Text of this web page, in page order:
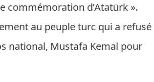
commémoration d’Atatürk ».
au peuple turc qui a refusé
national, Mustafa Kemal pour